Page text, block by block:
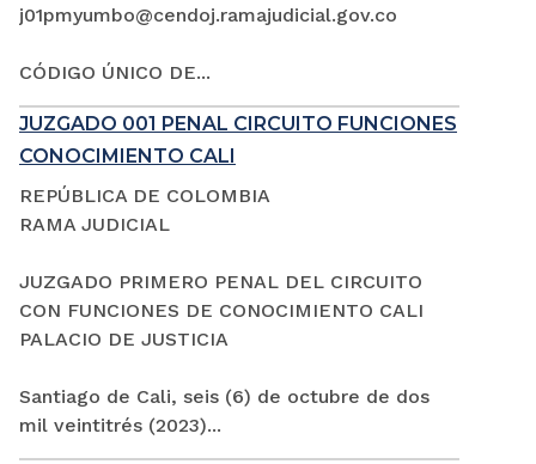
j01pmyumbo@cendoj.ramajudicial.gov.co
CÓDIGO ÚNICO DE...
JUZGADO 001 PENAL CIRCUITO FUNCIONES
CONOCIMIENTO CALI
REPÚBLICA DE COLOMBIA
RAMA JUDICIAL
JUZGADO PRIMERO PENAL DEL CIRCUITO
CON FUNCIONES DE CONOCIMIENTO CALI
PALACIO DE JUSTICIA
Santiago de Cali, seis (6) de octubre de dos
mil veintitrés (2023)...